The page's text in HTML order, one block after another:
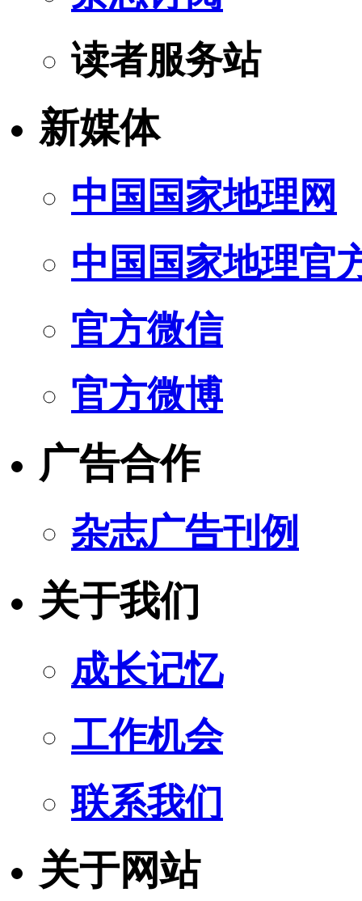
读者服务站
新媒体
中国国家地理网
中国国家地理官
官方微信
官方微博
广告合作
杂志广告刊例
关于我们
成长记忆
工作机会
联系我们
关于网站